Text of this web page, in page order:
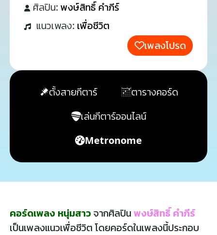
ศิลปิน: พงษ์สิทธิ์ คำภีร์
แนวเพลง: เพื่อชีวิต
เพลงโปรด
ตั้งสายกีตาร์
ตารางคอร์ด
เล่นกีตาร์ออนไลน์
Metronome
คอร์ดเพลง หนุ่มสาวจากศิลปินพงษ์สิทธิ์ คำภีร์
เป็นเพลงแนวเพื่อชีวิต โดยคอร์ดในเพลงนี้ประกอบ